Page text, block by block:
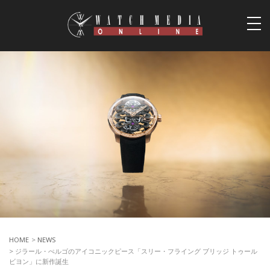
HOME > NEWS
> ジラール・ぺルゴのアイコニックピース「スリー・フライング ブリッジ トゥール
ビヨン」に新作誕生